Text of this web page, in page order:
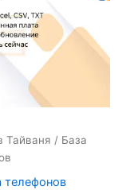
Тайваня / База
телефонов